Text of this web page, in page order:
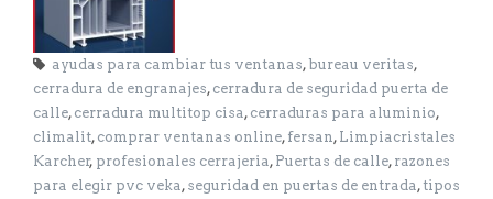
ayudas para cambiar tus ventanas,bureau veritas,
cerradura de engranajes, cerradura de seguridad puerta de
calle, cerradura multitop cisa , cerraduras para aluminio,
climalit, comprar ventanas online, fersan , Limpiacristales
Karcher, profesionales cerrajeria , Puertas de calle, razones
para elegir pvc veka , seguridad en puertas de entrada ,tipos